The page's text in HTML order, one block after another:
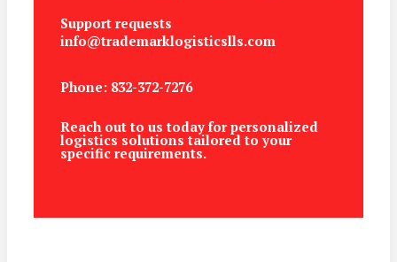
Support requests
info@trademarklogisticslls.com
Phone: 832-372-7276
Reach out to us today for personalized
logistics solutions tailored to your
specific requirements.